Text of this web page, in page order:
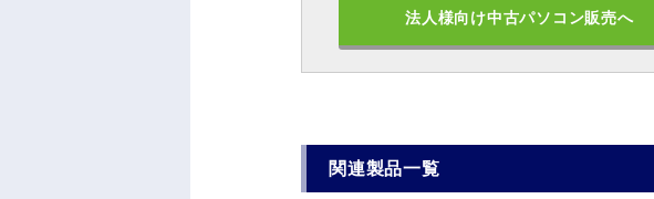
法人様向け中古パソコン販売へ
関連製品一覧